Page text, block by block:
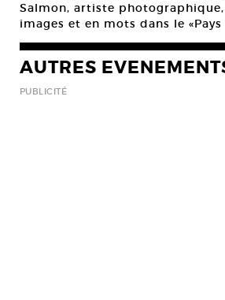
Salmon, artiste
images et en mots dans le «Pays
AUTRES
PUBLICITÉ